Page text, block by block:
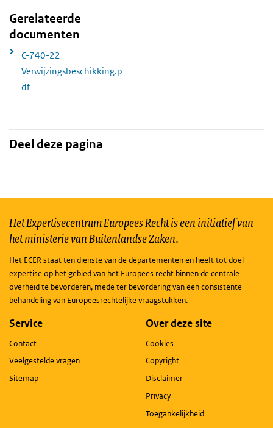
Gerelateerde
documenten
C-740-22
Verwijzingsbeschikking.p
df
Deel deze pagina
Het Expertisecentrum Europees Recht is een initiatief van
het ministerie van Buitenlandse Zaken.
Het ECER staat ten dienste van de departementen en heeft tot doel
expertise op het gebied van het Europees recht binnen de centrale
overheid te bevorderen, mede ter bevordering van een consistente
behandeling van Europeesrechtelijke vraagstukken.
Service
Contact
Veelgestelde vragen
Sitemap
Over deze site
Cookies
Copyright
Disclaimer
Privacy
Toegankelijkheid